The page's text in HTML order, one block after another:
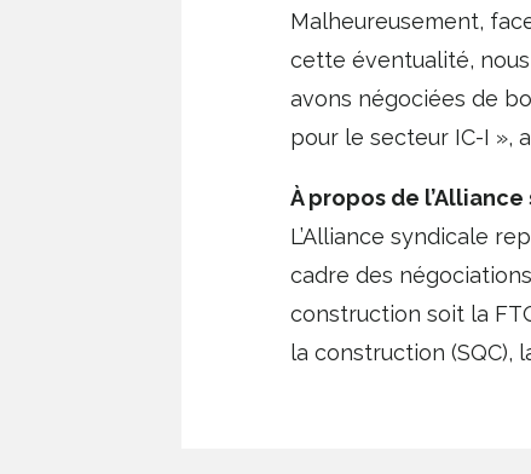
Malheureusement,
cette éventualité,
avons négociées de
pour le secteur IC-I »,
À propos de
L’Alliance syndicale
cadre des
construction soit la
la construction (SQC),